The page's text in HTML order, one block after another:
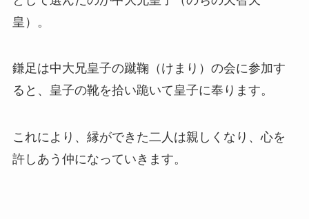
皇）。
鎌足は中大兄皇子の蹴鞠（けまり）の会に参加す
ると、皇子の靴を拾い跪いて皇子に奉ります。
これにより、縁ができた二人は親しくなり、心を
許しあう仲になっていきます。